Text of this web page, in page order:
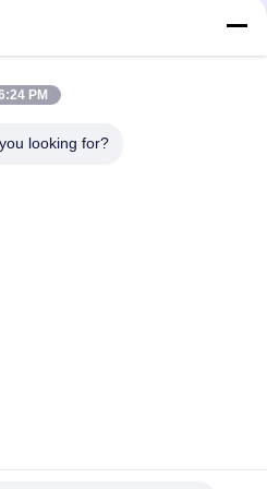
moyenne de Zhengbei, rue de
PM
looking for?